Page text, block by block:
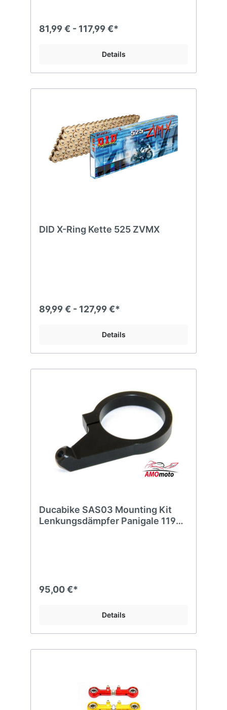
81,99 € - 117,99 €*
Details
DID X-Ring Kette 525 ZVMX
89,99 € - 127,99 €*
Details
Ducabike SAS03 Mounting Kit
Lenkungsdämpfer Panigale 1199
95,00 €*
Details